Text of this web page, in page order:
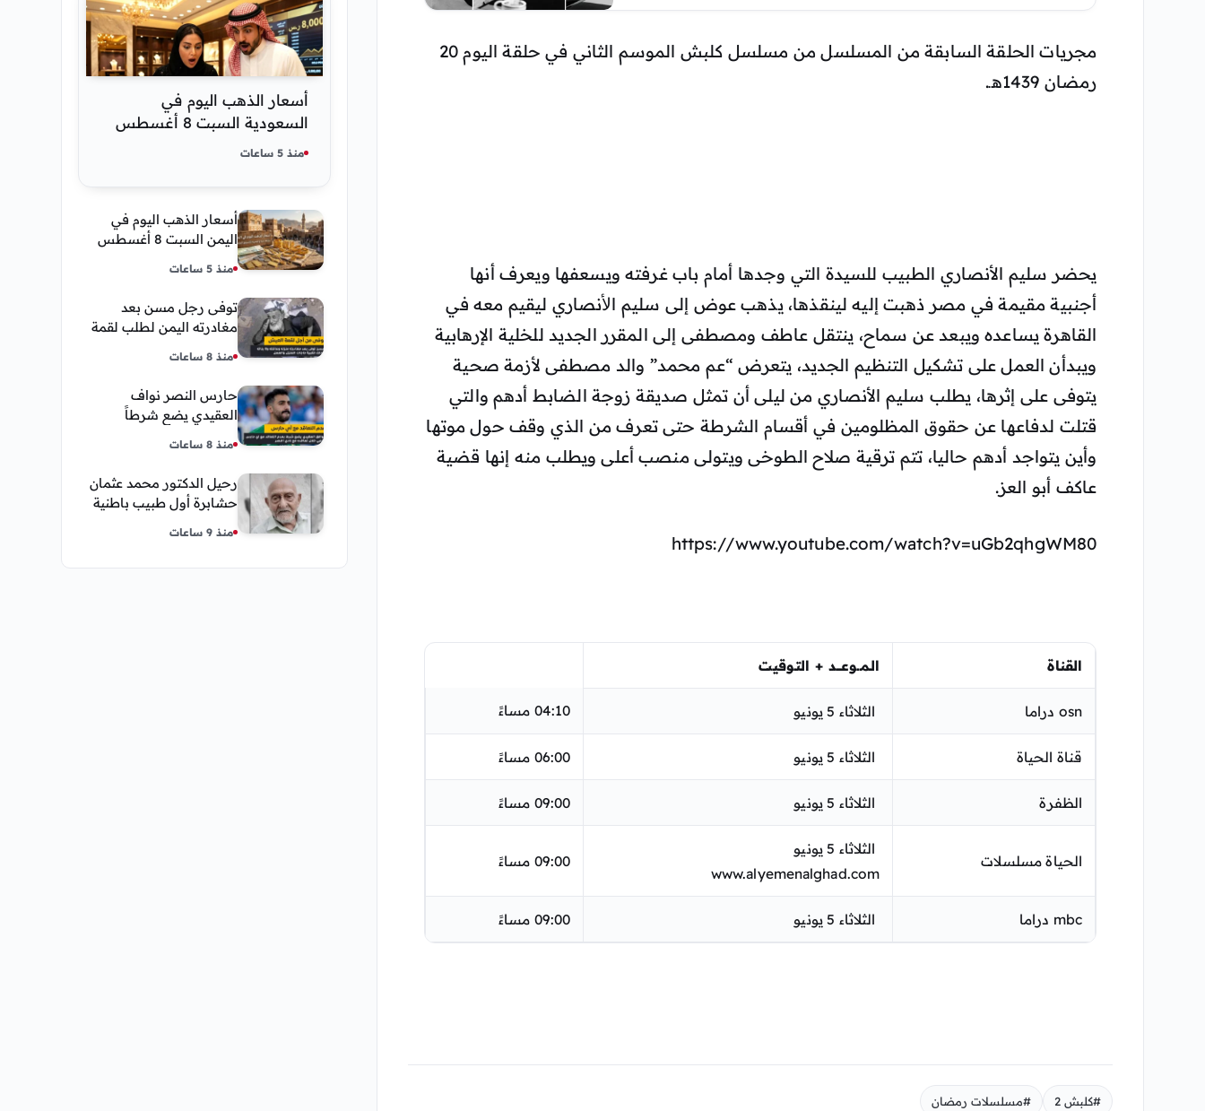
مجريات الحلقة السابقة من المسلسل من مسلسل كلبش الموسم الثاني في حلقة اليوم 20
رمضان 1439هـ.
يحضر سليم الأنصاري الطبيب للسيدة التي وجدها أمام باب غرفته ويسعفها ويعرف أنها
أجنبية مقيمة في مصر ذهبت إليه لينقذها، يذهب عوض إلى سليم اﻷنصاري ليقيم معه في
القاهرة يساعده ويبعد عن سماح، ينتقل عاطف ومصطفى إلى المقرر الجديد للخلية الإرهابية
ويبدأن العمل على تشكيل التنظيم الجديد، يتعرض “عم محمد” والد مصطفى لأزمة صحية
يتوفى على إثرها، يطلب سليم الأنصاري من ليلى أن تمثل صديقة زوجة الضابط أدهم والتي
قتلت لدفاعها عن حقوق المظلومين في أقسام الشرطة حتى تعرف من الذي وقف حول موتها
وأين يتواجد أدهم حاليا، تتم ترقية صلاح الطوخى ويتولى منصب أعلى ويطلب منه إنها قضية
عاكف أبو العز.
https://www.youtube.com/watch?v=uGb2qhgWM80
القناة الـمـــوعـــــد + التـوقيت
osn دراما الثلاثاء 5 يونيو 04:10 مساءً
قناة الحياة الثلاثاء 5 يونيو 06:00 مساءً
الظفرة الثلاثاء 5 يونيو 09:00 مساءً
الحياة مسلسلات
الثلاثاء 5 يونيو
www.alyemenalghad.com
09:00 مساءً
mbc دراما الثلاثاء 5 يونيو 09:00 مساءً
#كلبش 2 #مسلسلات رمضان
أسعار الذهب اليوم في
السعودية السبت 8 أغسطس
2026 — تحديث مباشر
منذ 5 ساعات
أسعار الذهب اليوم في
اليمن السبت 8 أغسطس
وعدن
منذ 5 ساعات
توفى رجل مسن بعد
مغادرته اليمن لطلب لقمة
يقدمها لإبنته
منذ 8 ساعات
حارس النصر نواف
العقيدي يضع شرطاً
النادي
منذ 8 ساعات
رحيل الدكتور محمد عثمان
حشابرة أول طبيب باطنية
منذ 9 ساعات